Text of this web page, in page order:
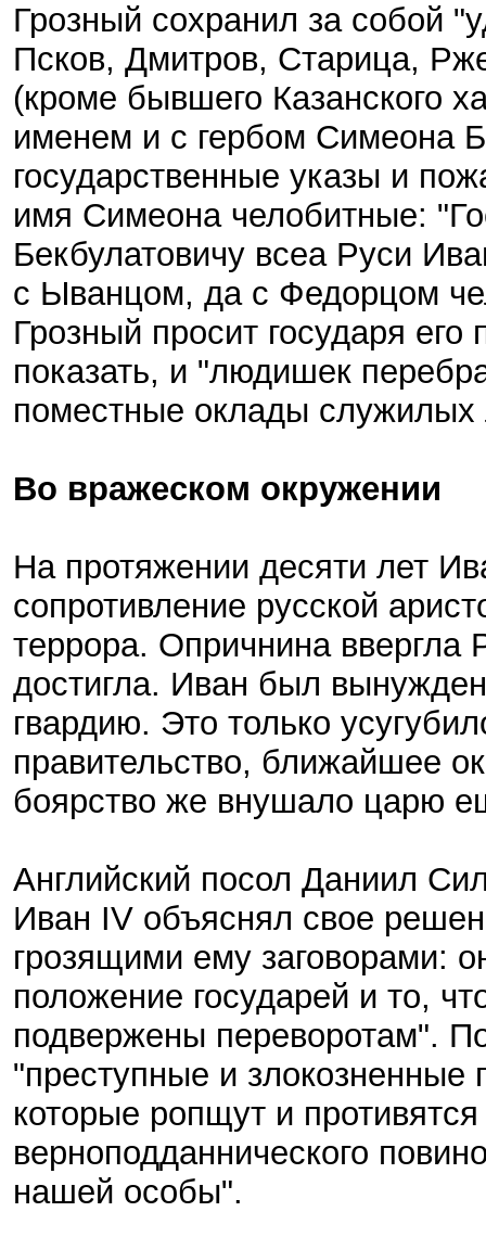
Грозный сохранил за собой
Псков, Дмитров, Старица,
(кроме бывшего Казанского
именем и с гербом Симеона
государственные указы и
имя Симеона челобитные:
Бекбулатовичу всеа Руси
с Ыванцом, да с Федорцом
Грозный просит государя
показать, и "людишек
поместные оклады
Во вражеском окружении
На протяжении десяти лет
сопротивление русской
террора. Опричнина ввергла
достигла. Иван был
гвардию. Это только
правительство, ближайшее
боярство же внушало царю
Английский посол Даниил
Иван IV объяснял свое
грозящими ему заговорами:
положение государей и то,
подвержены переворотам".
"преступные и
которые ропщут и
верноподданнического
нашей особы".